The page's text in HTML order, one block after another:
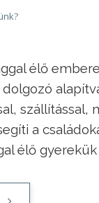
élő
szállítással,
a
élő gyerekük